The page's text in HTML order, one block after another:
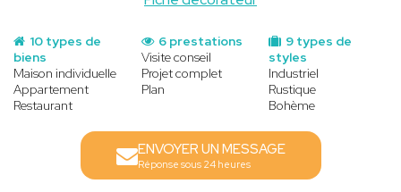
10 types de
biens
Maison individuelle
Appartement
Restaurant
9 types de
styles
Industriel
Rustique
Bohème
6 prestations
Visite conseil
Projet complet
Plan
ENVOYER UN MESSAGE
Réponse sous 24 heures